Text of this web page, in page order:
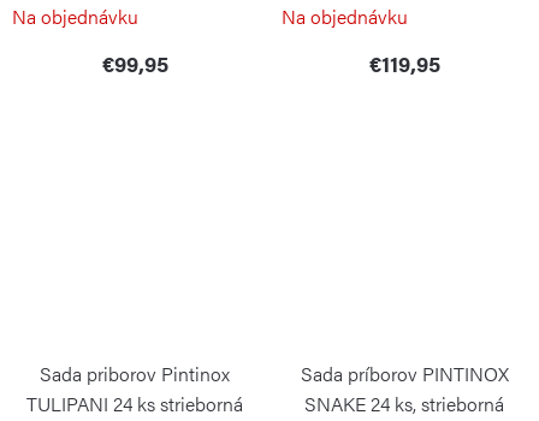
Na objednávku
€99,95
Na objednávku
€119,95
Sada priborov Pintinox
TULIPANI 24 ks strieborná
Sada príborov PINTINOX
SNAKE 24 ks, strieborná